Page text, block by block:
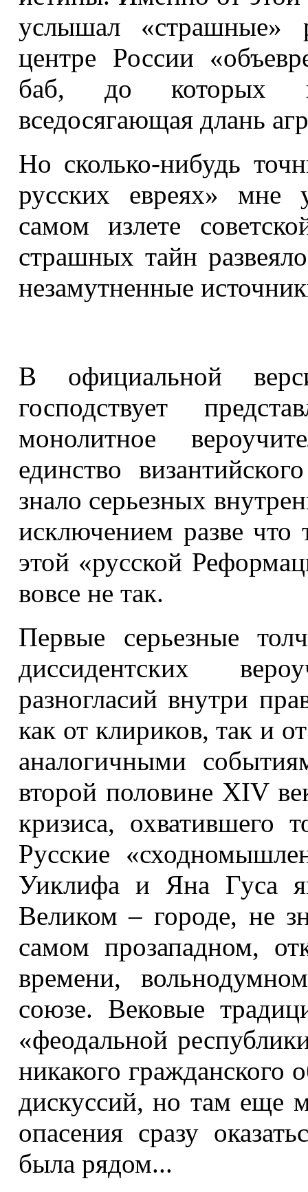
услышал «страшные»
центре России
баб, до которых
вседосягающая длань
Но сколько-нибудь
русских евреях» мне
самом излете
страшных тайн
незамутненные
В официальной
господствует
монолитное
единство
знало серьезных
исключением разве что
этой «русской
вовсе не так.
Первые серьезные
диссидентских
разногласий внутри
как от клириков, так и
аналогичными
второй половине XIV
кризиса, охватившего
Русские
Уиклифа и Яна Гуса
Великом – городе, не
самом прозападном,
времени,
союзе. Вековые
«феодальной
никакого гражданского
дискуссий, но там еще
опасения сразу
была рядом...